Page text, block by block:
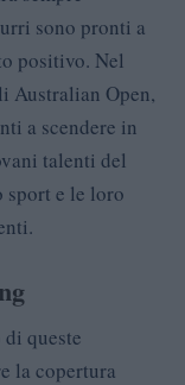
sono pronti a
positivo. Nel
Australian Open,
a scendere in
talenti del
sport e le loro
queste
la copertura